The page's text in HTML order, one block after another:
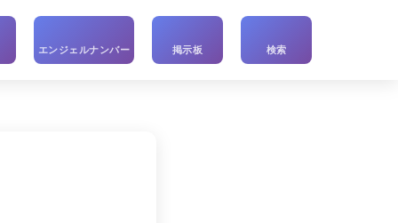
エンジェルナンバー 掲示板 検索